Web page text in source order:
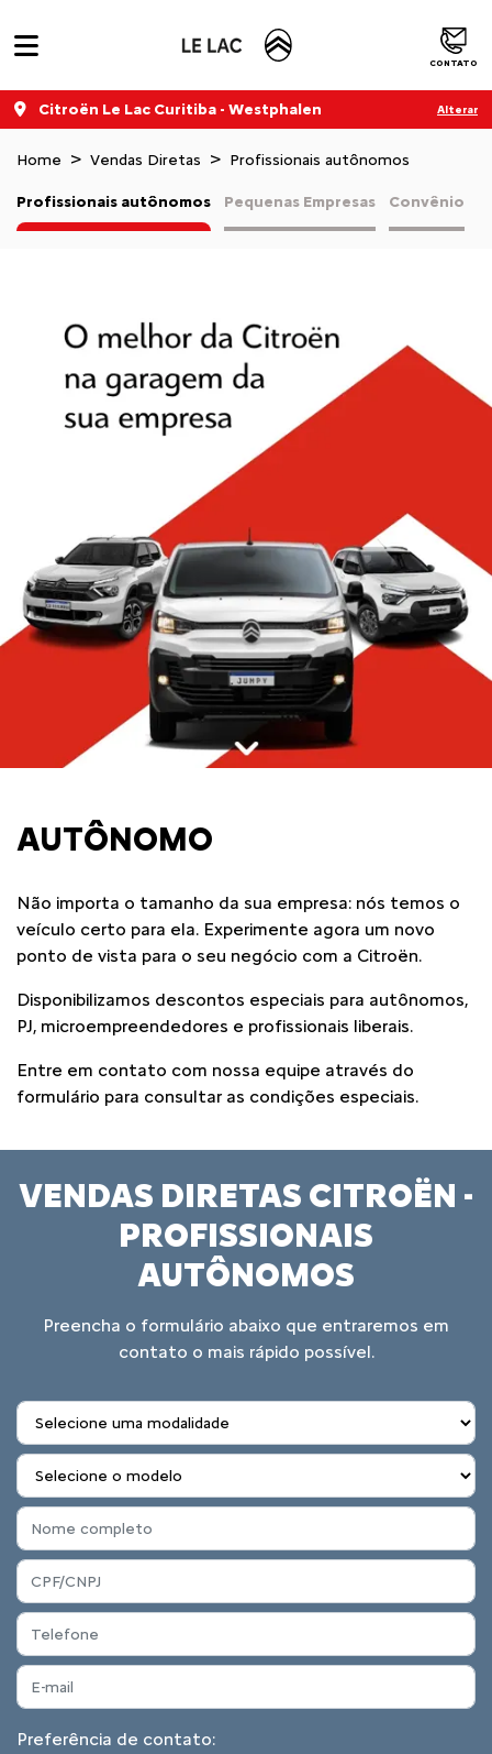
CONTATO
Citroën Le Lac Curitiba - Westphalen Alterar
Home Vendas Diretas Profissionais autônomos
Pequenas Empresas
Profissionais autônomos Convênio
AUTÔNOMO
Não importa o tamanho da sua empresa: nós temos o
veículo certo para ela. Experimente agora um novo
ponto de vista para o seu negócio com a Citroën.
Disponibilizamos descontos especiais para autônomos,
PJ, microempreendedores e profissionais liberais.
Entre em contato com nossa equipe através do
formulário para consultar as condições especiais.
VENDAS DIRETAS CITROËN -
PROFISSIONAIS
AUTÔNOMOS
Preencha o formulário abaixo que entraremos em
contato o mais rápido possível.
Preferência de contato: